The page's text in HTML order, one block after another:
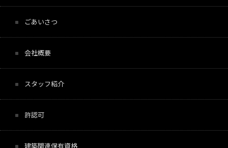
ごあいさつ
会社概要
スタッフ紹介
許認可
建築関連保有資格